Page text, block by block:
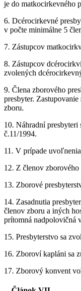
je do matkocirkevného
6. Dcérocirkevné
v počte minimálne 5
7. Zástupcov
8. Zástupcov
zvolených
9. Člena zborového
presbyter.
zboru.
10. Náhradní presbyteri
č.11/1994.
11. V prípade
12. Z členov
13. Zborové
14. Zasadnutia
členov zboru a iných
prítomná nadpolovičná
15. Presbyterstvo sa
16. Zboroví kapláni sa
17. Zborový konvent